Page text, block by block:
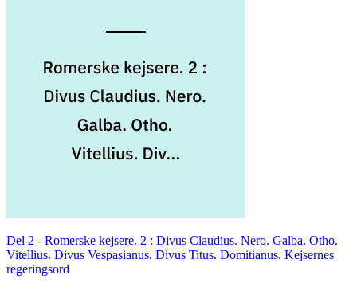
Del 2 - Romerske kejsere. 2 : Divus Claudius. Nero. Galba. Otho.
Vitellius. Divus Vespasianus. Divus Titus. Domitianus. Kejsernes
regeringsord